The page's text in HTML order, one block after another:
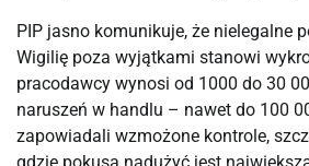
PIP jasno komunikuje, że nielegalne
Wigilię poza wyjątkami stanowi
pracodawcy wynosi od 1000 do 30
naruszeń w handlu – nawet do 100
zapowiadali wzmożone kontrole,